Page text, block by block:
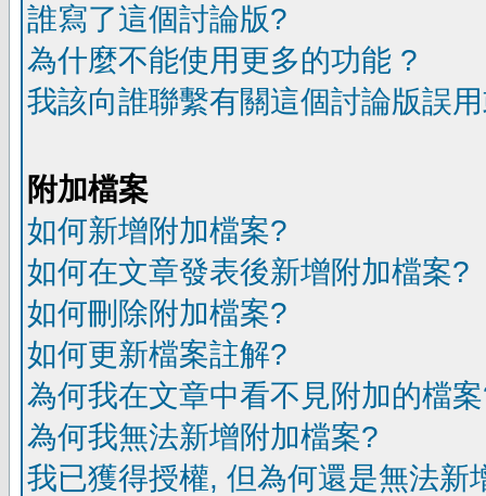
誰寫了這個討論版?
為什麼不能使用更多的功能 ?
我該向誰聯繫有關這個討論版誤
附加檔案
如何新增附加檔案?
如何在文章發表後新增附加檔案?
如何刪除附加檔案?
如何更新檔案註解?
為何我在文章中看不見附加的檔
為何我無法新增附加檔案?
我已獲得授權, 但為何還是無法新